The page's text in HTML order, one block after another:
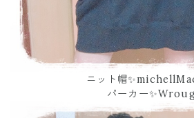
ニット帽
パーカー